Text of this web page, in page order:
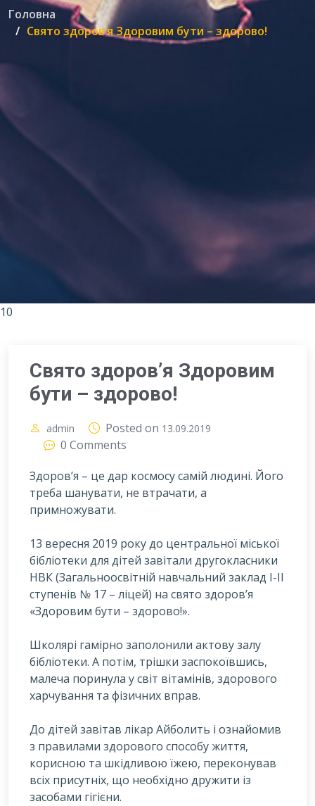
Головна
Свято здоров’я Здоровим бути – здорово!
10
Свято здоров’я Здоровим
бути – здорово!
admin Posted on 13.09.2019
0 Comments
Здоров’я – це дар космосу самій людині. Його
треба шанувати, не втрачати, а
примножувати.
13 вересня 2019 року до центральної міської
бібліотеки для дітей завітали другокласники
НВК (Загальноосвітній навчальний заклад І-ІІ
ступенів № 17 – ліцей) на свято здоров’я
«Здоровим бути – здорово!».
Школярі гамірно заполонили актову залу
бібліотеки. А потім, трішки заспокоївшись,
малеча поринула у світ вітамінів, здорового
харчування та фізичних вправ.
До дітей завітав лікар Айболить і ознайомив
з правилами здорового способу життя,
корисною та шкідливою їжею, переконував
всіх присутніх, що необхідно дружити із
засобами гігієни.